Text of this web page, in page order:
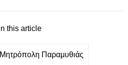
In this article
Μητρόπολη Παραμυθιάς